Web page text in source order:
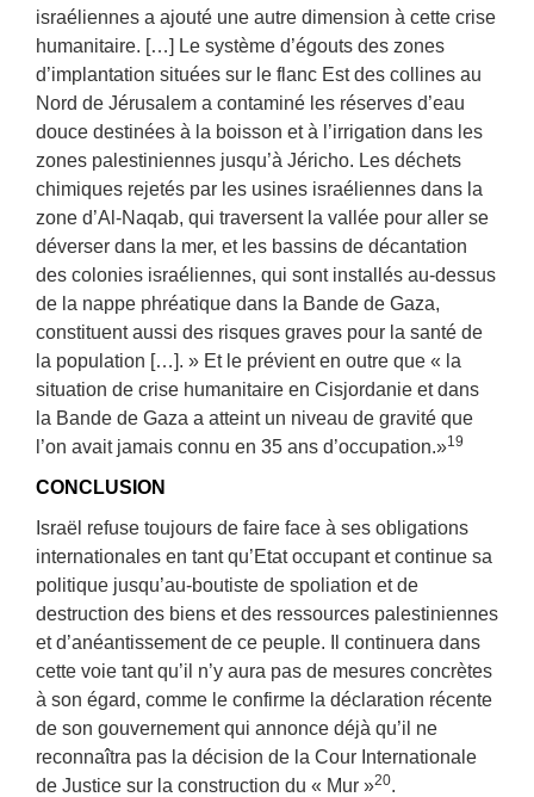
israéliennes a ajouté une autre dimension à cette crise
humanitaire. […] Le système d’égouts des zones
d’implantation situées sur le flanc Est des collines au
Nord de Jérusalem a contaminé les réserves d’eau
douce destinées à la boisson et à l’irrigation dans les
zones palestiniennes jusqu’à Jéricho. Les déchets
chimiques rejetés par les usines israéliennes dans la
zone d’Al-Naqab, qui traversent la vallée pour aller se
déverser dans la mer, et les bassins de décantation
des colonies israéliennes, qui sont installés au-dessus
de la nappe phréatique dans la Bande de Gaza,
constituent aussi des risques graves pour la santé de
la population […]. » Et le prévient en outre que « la
situation de crise humanitaire en Cisjordanie et dans
la Bande de Gaza a atteint un niveau de gravité que
l’on avait jamais connu en 35 ans d’occupation.»19
CONCLUSION
Israël refuse toujours de faire face à ses obligations
internationales en tant qu’Etat occupant et continue sa
politique jusqu’au-boutiste de spoliation et de
destruction des biens et des ressources palestiniennes
et d’anéantissement de ce peuple. Il continuera dans
cette voie tant qu’il n’y aura pas de mesures concrètes
à son égard, comme le confirme la déclaration récente
de son gouvernement qui annonce déjà qu’il ne
reconnaîtra pas la décision de la Cour Internationale
de Justice sur la construction du « Mur »20.